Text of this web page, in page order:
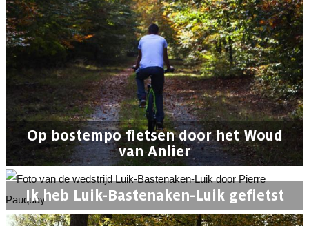
Op bostempo fietsen door het Woud
van Anlier
Ik heb Luik-Bastenaken-Luik gefietst